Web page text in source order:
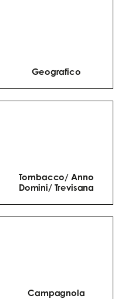
Geografico
Tombacco/ Anno
Domini/ Trevisana
Campagnola